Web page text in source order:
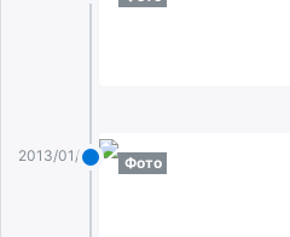
2013/01/25 Фото